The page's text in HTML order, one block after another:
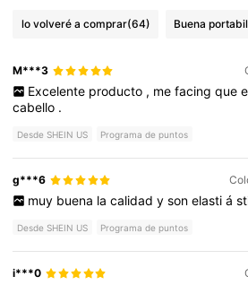
lo volveré a comprar(64) Buena
M***3
Excelente producto , me facing que
cabello .
Desde SHEIN US Programa de puntos
g***6
muy buena la calidad y son elasti á
Desde SHEIN US Programa de puntos
i***0